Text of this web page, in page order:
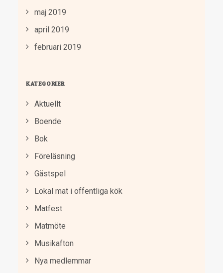
maj 2019
april 2019
februari 2019
KATEGORIER
Aktuellt
Boende
Bok
Föreläsning
Gästspel
Lokal mat i offentliga kök
Matfest
Matmöte
Musikafton
Nya medlemmar